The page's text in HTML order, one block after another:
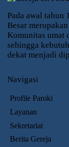
Pada awal tahun
Besar
Komunitas umat
sehingga
dekat menjadi
Navigasi
Profile Paroki
Layanan
Sekretariat
Berita Gereja